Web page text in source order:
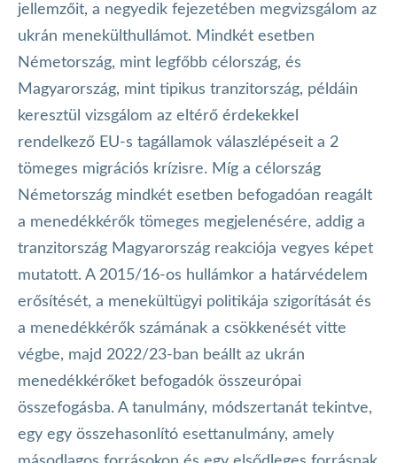
jellemzőit, a negyedik fejezetében megvizsgálom az
ukrán menekülthullámot. Mindkét esetben
Németország, mint legfőbb célország, és
Magyarország, mint tipikus tranzitország, példáin
keresztül vizsgálom az eltérő érdekekkel
rendelkező EU-s tagállamok válaszlépéseit a 2
tömeges migrációs krízisre. Míg a célország
Németország mindkét esetben befogadóan reagált
a menedékkérők tömeges megjelenésére, addig a
tranzitország Magyarország reakciója vegyes képet
mutatott. A 2015/16-os hullámkor a határvédelem
erősítését, a menekültügyi politikája szigorítását és
a menedékkérők számának a csökkenését vitte
végbe, majd 2022/23-ban beállt az ukrán
menedékkérőket befogadók összeurópai
összefogásba. A tanulmány, módszertanát tekintve,
egy egy összehasonlító esettanulmány, amely